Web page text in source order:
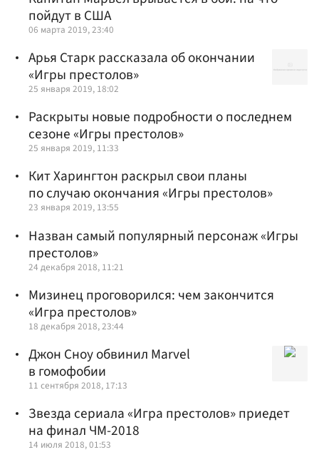
пойдут в США
06 марта 2019, 23:40
Арья Старк рассказала об окончании
«Игры престолов»
25 января 2019, 18:02
Раскрыты новые подробности о последнем
сезоне «Игры престолов»
25 января 2019, 11:33
Кит Харингтон раскрыл свои планы
по случаю окончания «Игры престолов»
23 января 2019, 13:55
Назван самый популярный персонаж «Игры
престолов»
24 декабря 2018, 11:21
Мизинец проговорился: чем закончится
«Игра престолов»
18 декабря 2018, 23:44
Джон Сноу обвинил Marvel
в гомофобии
11 сентября 2018, 17:13
Звезда сериала «Игра престолов» приедет
на финал ЧМ-2018
14 июля 2018, 01:53